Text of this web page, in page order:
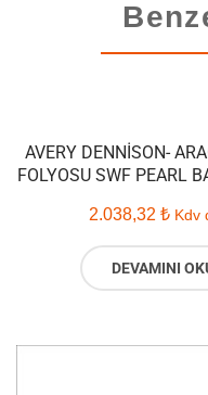
AVERY DENNISON-
FOLYOSU SWF PEARL
2.038,32 ₺ Kdv
DEVAMINI